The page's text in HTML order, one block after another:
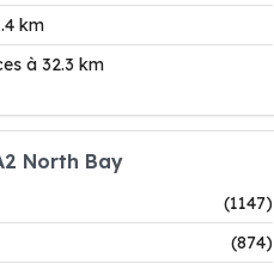
km
à 32.3 km
North Bay
(1147)
(874)